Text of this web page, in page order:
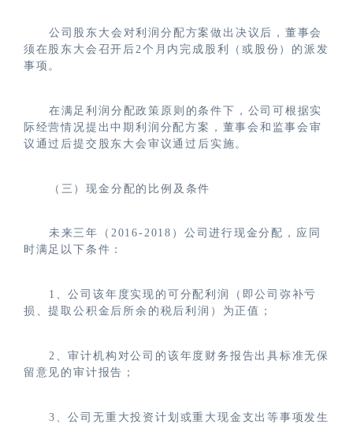
公司股东大会对利润分配方案做出决议后，董事会
须在股东大会召开后2个月内完成股利（或股份）的派发
事项。
在满足利润分配政策原则的条件下，公司可根据实
际经营情况提出中期利润分配方案，董事会和监事会审
议通过后提交股东大会审议通过后实施。
（三）现金分配的比例及条件
未来三年（2016-2018）公司进行现金分配，应同
时满足以下条件：
1、公司该年度实现的可分配利润（即公司弥补亏
损、提取公积金后所余的税后利润）为正值；
2、审计机构对公司的该年度财务报告出具标准无保
留意见的审计报告；
3、公司无重大投资计划或重大现金支出等事项发生